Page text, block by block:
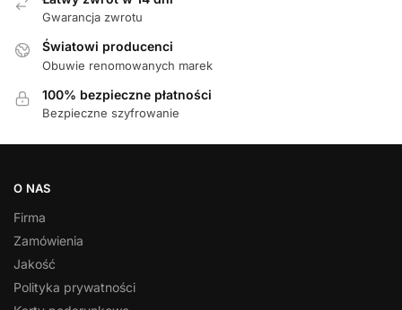
Gwarancja zwrotu
Światowi producenci
Obuwie renomowanych marek
100% bezpieczne płatności
Bezpieczne szyfrowanie
O NAS
Firma
Zamówienia
Jakość
Polityka prywatności